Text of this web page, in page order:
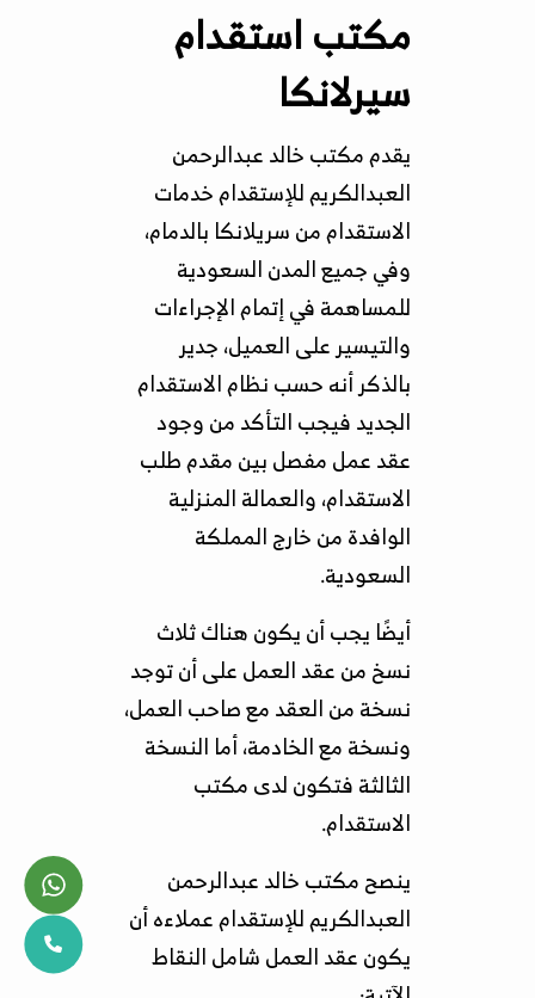
مكتب استقدام
سيرلانكا
يقدم مكتب خالد عبدالرحمن
العبدالكريم للإستقدام خدمات
الاستقدام من سريلانكا بالدمام،
وفي جميع المدن السعودية
للمساهمة في إتمام الإجراءات
والتيسير على العميل، جدير
بالذكر أنه حسب نظام الاستقدام
الجديد فيجب التأكد من وجود
عقد عمل مفصل بين مقدم طلب
الاستقدام، والعمالة المنزلية
الوافدة من خارج المملكة
السعودية.
أيضًا يجب أن يكون هناك ثلاث
نسخ من عقد العمل على أن توجد
نسخة من العقد مع صاحب العمل،
ونسخة مع الخادمة، أما النسخة
الثالثة فتكون لدى مكتب
الاستقدام.
ينصح مكتب خالد عبدالرحمن
العبدالكريم للإستقدام عملاءه أن
يكون عقد العمل شامل النقاط